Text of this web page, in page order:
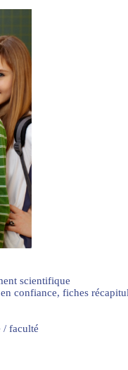
scientifique
confiance, fiches
/ faculté